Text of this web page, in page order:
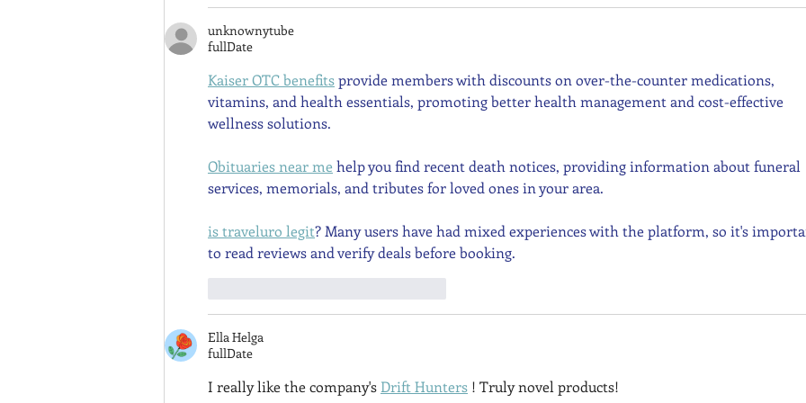
unknownytube
fullDate
Kaiser OTC benefits provide members with discounts on over-the-counter medications,
vitamins, and health essentials, promoting better health management and cost-effective
wellness solutions.
Obituaries near me help you find recent death notices, providing information about funeral
services, memorials, and tributes for loved ones in your area.
is traveluro legit? Many users have had mixed experiences with the platform, so it's
to read reviews and verify deals before booking.
Ella Helga
fullDate
I really like the company's Drift Hunters ! Truly novel products!